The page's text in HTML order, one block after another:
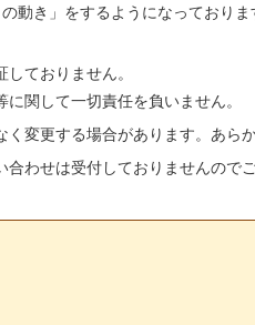
動き」をするようになっておりま
ておりません。
関して一切責任を負いません。
変更する場合があります。あら
わせは受付しておりませんので